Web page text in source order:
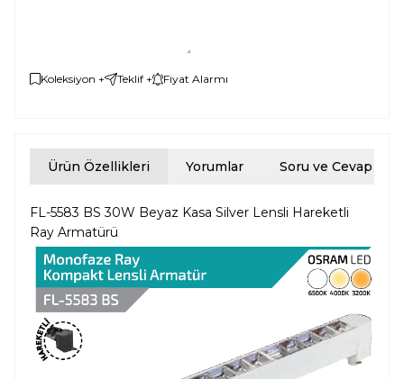
Koleksiyon + Teklif + Fiyat Alarmı
Ürün Özellikleri Yorumlar Soru ve Cevap
FL-5583 BS 30W Beyaz Kasa Silver Lensli Hareketli
Ray Armatürü